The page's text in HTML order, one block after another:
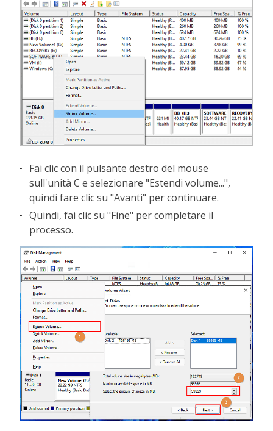
Fai clic con il pulsante destro del mouse
sull'unità C e selezionare "Estendi volume...",
quindi fare clic su "Avanti" per continuare.
Quindi, fai clic su "Fine" per completare il
processo.